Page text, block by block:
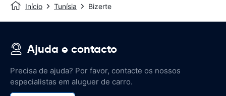
Início Tunísia Bizerte
Ajuda e contacto
Precisa de ajuda? Por favor, contacte os nossos
especialistas em aluguer de carro.